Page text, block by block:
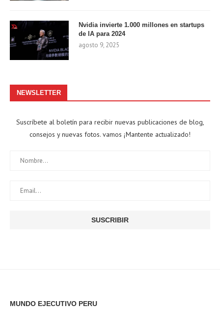
Nvidia invierte 1.000 millones en startups
de IA para 2024
agosto 9, 2025
NEWSLETTER
Suscríbete al boletín para recibir nuevas publicaciones de blog,
consejos y nuevas fotos. vamos ¡Mantente actualizado!
MUNDO EJECUTIVO PERU